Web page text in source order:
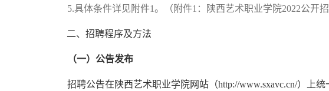
5.具体条件详见附件1。（附件1：陕西艺术职业学院2022公开
二、招聘程序及方法
（一）公告发布
招聘公告在陕西艺术职业学院网站（http://www.sxavc.cn/）上统